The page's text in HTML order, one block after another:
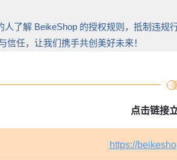
了解 BeikeShop 的授权规则，抵制违规
信任，让我们携手共创美好未来！
点击链接
https://